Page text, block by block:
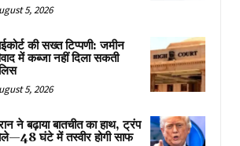
5, 2026
की सख्त टिप्पणी: जमीन
में कब्जा नहीं दिला सकती
5, 2026
ने बढ़ाया बातचीत का हाथ, ट्रंप
घंटे में तस्वीर होगी साफ